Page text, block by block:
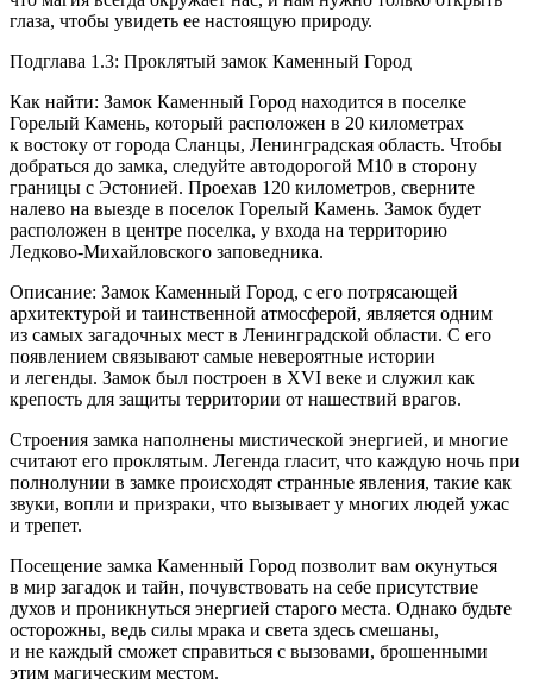
глаза, чтобы увидеть ее настоящую природу.
Подглава 1.3: Проклятый замок Каменный Город
Как найти: Замок Каменный Город находится в поселке
Горелый Камень, который расположен в 20 километрах
к востоку от города Сланцы, Ленинградская область. Чтобы
добраться до замка, следуйте автодорогой М10 в сторону
границы с Эстонией. Проехав 120 километров, сверните
налево на выезде в поселок Горелый Камень. Замок будет
расположен в центре поселка, у входа на территорию
Ледково-Михайловского заповедника.
Описание: Замок Каменный Город, с его потрясающей
архитектурой и таинственной атмосферой, является одним
из самых загадочных мест в Ленинградской области. С его
появлением связывают самые невероятные истории
и легенды. Замок был построен в XVI веке и служил как
крепость для защиты территории от нашествий врагов.
Строения замка наполнены мистической энергией, и многие
считают его проклятым. Легенда гласит, что каждую ночь при
полнолунии в замке происходят странные явления, такие как
звуки, вопли и призраки, что вызывает у многих людей ужас
и трепет.
Посещение замка Каменный Город позволит вам окунуться
в мир загадок и тайн, почувствовать на себе присутствие
духов и проникнуться энергией старого места. Однако будьте
осторожны, ведь силы мрака и света здесь смешаны,
и не каждый сможет справиться с вызовами, брошенными
этим магическим местом.